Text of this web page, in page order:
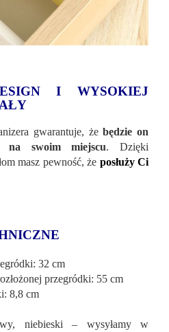
I WYSOKIEJ
gwarantuje, żebędzie on
na swoim miejscu. Dzięki
masz pewność, że posłuży Ci
32 cm
przegródki: 55 cm
8,8 cm
niebieski – wysyłamy w